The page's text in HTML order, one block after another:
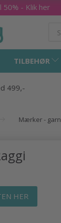
50% - Klik her
TILBEHØR
499,-
Mærker - garn
HER